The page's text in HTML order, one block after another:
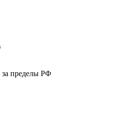
за пределы РФ